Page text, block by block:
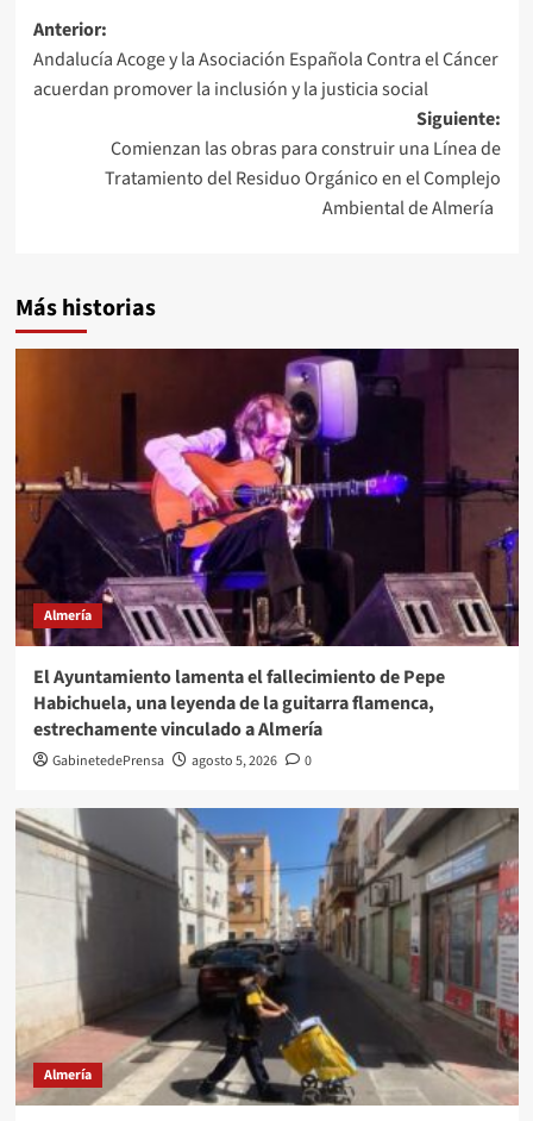
Navegación
de
entradas
Anterior:
Andalucía Acoge y la Asociación Española Contra el Cáncer
acuerdan promover la inclusión y la justicia social
Siguiente:
Comienzan las obras para construir una Línea de
Tratamiento del Residuo Orgánico en el Complejo
Ambiental de Almería
Más historias
Almería
El Ayuntamiento lamenta el fallecimiento de Pepe
Habichuela, una leyenda de la guitarra flamenca,
estrechamente vinculado a Almería
GabinetedePrensa agosto 5, 2026 0
Almería